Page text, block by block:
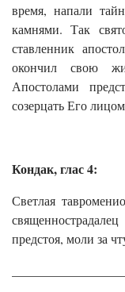
время, напали
камнями. Так
ставленник
окончил свою
Апостолами
созерцать Его
Кондак, глас 4:
Светлая
предстоя, моли за